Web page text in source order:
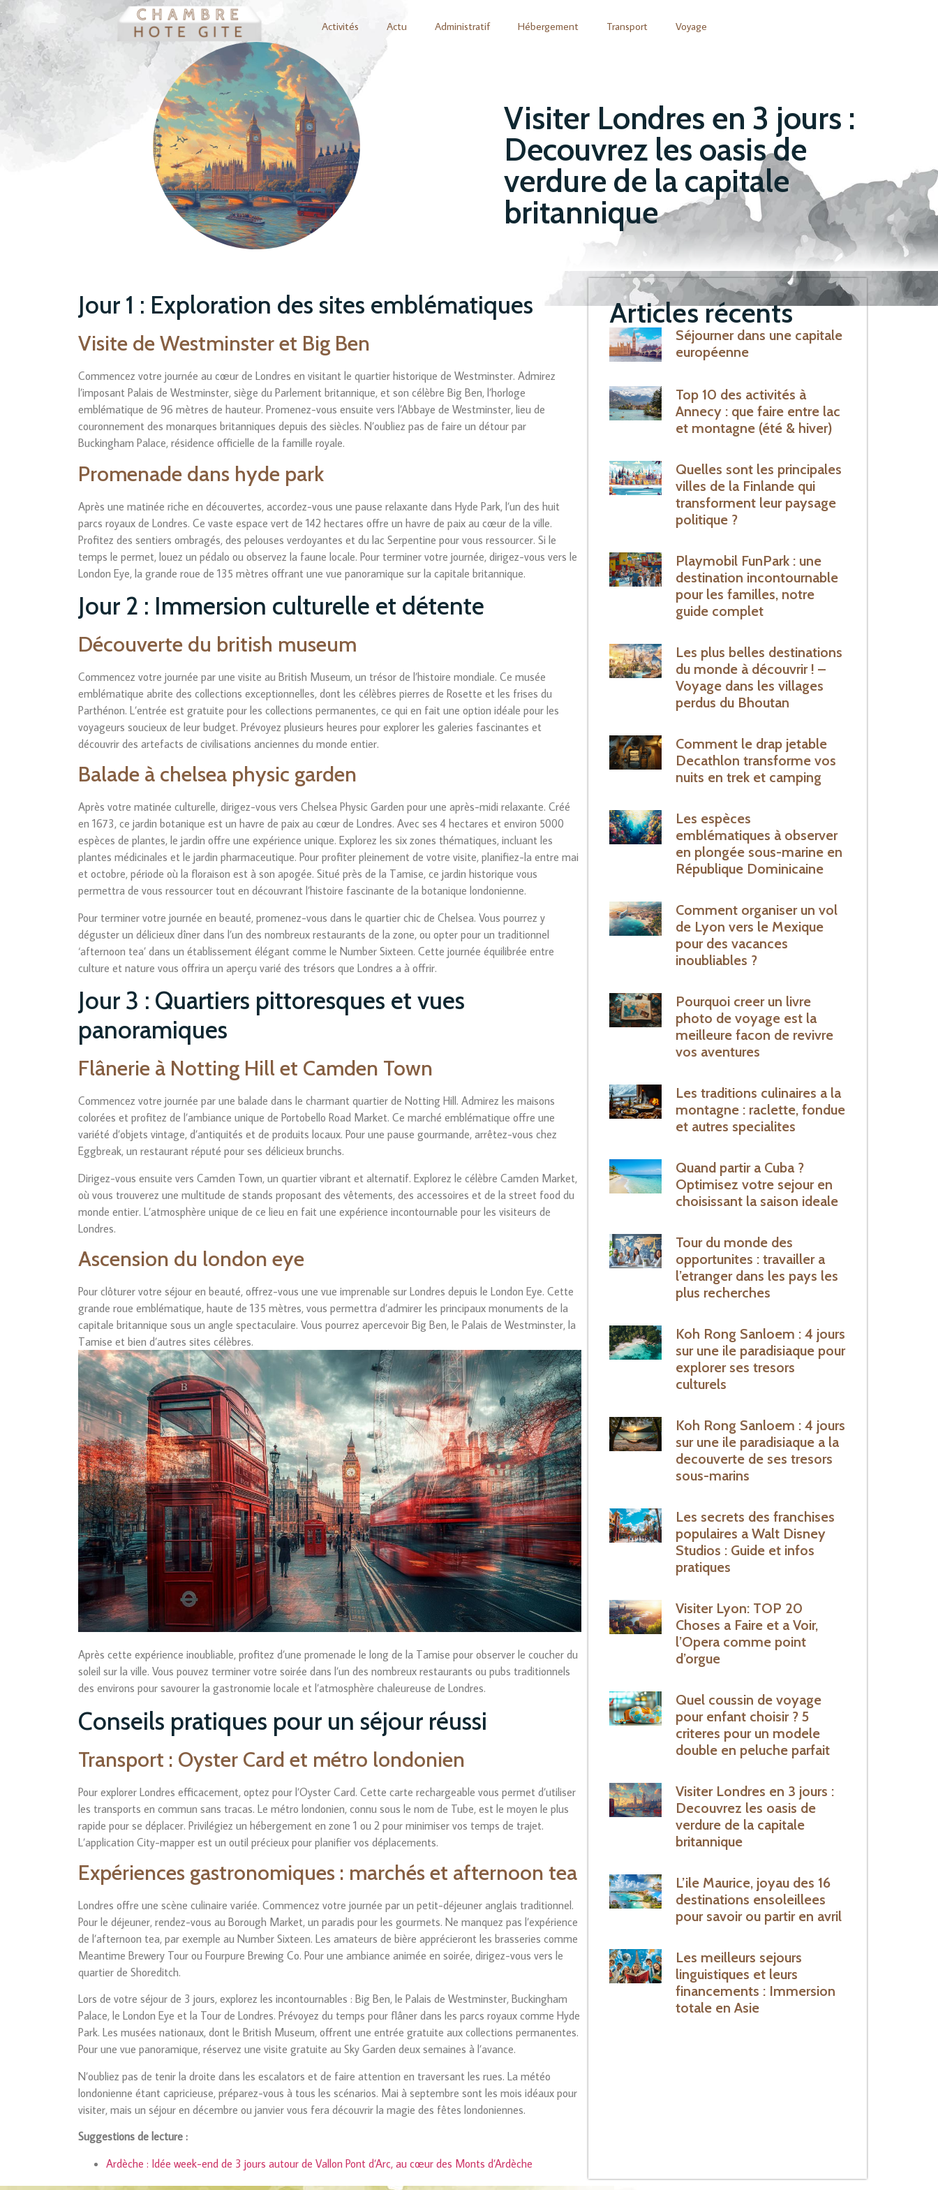
Activités Actu Administratif Hébergement Transport Voyage
Visiter Londres en 3 jours :
Decouvrez les oasis de
verdure de la capitale
britannique
Jour 1 : Exploration des sites emblématiques
Visite de Westminster et Big Ben
Commencez votre journée au cœur de Londres en visitant le quartier historique de Westminster. Admirez
l’imposant Palais de Westminster, siège du Parlement britannique, et son célèbre Big Ben, l’horloge
emblématique de 96 mètres de hauteur. Promenez-vous ensuite vers l’Abbaye de Westminster, lieu de
couronnement des monarques britanniques depuis des siècles. N’oubliez pas de faire un détour par
Buckingham Palace, résidence officielle de la famille royale.
Promenade dans hyde park
Après une matinée riche en découvertes, accordez-vous une pause relaxante dans Hyde Park, l’un des huit
parcs royaux de Londres. Ce vaste espace vert de 142 hectares offre un havre de paix au cœur de la ville.
Profitez des sentiers ombragés, des pelouses verdoyantes et du lac Serpentine pour vous ressourcer. Si le
temps le permet, louez un pédalo ou observez la faune locale. Pour terminer votre journée, dirigez-vous vers le
London Eye, la grande roue de 135 mètres offrant une vue panoramique sur la capitale britannique.
Jour 2 : Immersion culturelle et détente
Découverte du british museum
Commencez votre journée par une visite au British Museum, un trésor de l’histoire mondiale. Ce musée
emblématique abrite des collections exceptionnelles, dont les célèbres pierres de Rosette et les frises du
Parthénon. L’entrée est gratuite pour les collections permanentes, ce qui en fait une option idéale pour les
voyageurs soucieux de leur budget. Prévoyez plusieurs heures pour explorer les galeries fascinantes et
découvrir des artefacts de civilisations anciennes du monde entier.
Balade à chelsea physic garden
Après votre matinée culturelle, dirigez-vous vers Chelsea Physic Garden pour une après-midi relaxante. Créé
en 1673, ce jardin botanique est un havre de paix au cœur de Londres. Avec ses 4 hectares et environ 5000
espèces de plantes, le jardin offre une expérience unique. Explorez les six zones thématiques, incluant les
plantes médicinales et le jardin pharmaceutique. Pour profiter pleinement de votre visite, planifiez-la entre mai
et octobre, période où la floraison est à son apogée. Situé près de la Tamise, ce jardin historique vous
permettra de vous ressourcer tout en découvrant l’histoire fascinante de la botanique londonienne.
Pour terminer votre journée en beauté, promenez-vous dans le quartier chic de Chelsea. Vous pourrez y
déguster un délicieux dîner dans l’un des nombreux restaurants de la zone, ou opter pour un traditionnel
‘afternoon tea’ dans un établissement élégant comme le Number Sixteen. Cette journée équilibrée entre
culture et nature vous offrira un aperçu varié des trésors que Londres a à offrir.
Jour 3 : Quartiers pittoresques et vues
panoramiques
Flânerie à Notting Hill et Camden Town
Commencez votre journée par une balade dans le charmant quartier de Notting Hill. Admirez les maisons
colorées et profitez de l’ambiance unique de Portobello Road Market. Ce marché emblématique offre une
variété d’objets vintage, d’antiquités et de produits locaux. Pour une pause gourmande, arrêtez-vous chez
Eggbreak, un restaurant réputé pour ses délicieux brunchs.
Dirigez-vous ensuite vers Camden Town, un quartier vibrant et alternatif. Explorez le célèbre Camden Market,
où vous trouverez une multitude de stands proposant des vêtements, des accessoires et de la street food du
monde entier. L’atmosphère unique de ce lieu en fait une expérience incontournable pour les visiteurs de
Londres.
Ascension du london eye
Pour clôturer votre séjour en beauté, offrez-vous une vue imprenable sur Londres depuis le London Eye. Cette
grande roue emblématique, haute de 135 mètres, vous permettra d’admirer les principaux monuments de la
capitale britannique sous un angle spectaculaire. Vous pourrez apercevoir Big Ben, le Palais de Westminster, la
Tamise et bien d’autres sites célèbres.
Après cette expérience inoubliable, profitez d’une promenade le long de la Tamise pour observer le coucher du
soleil sur la ville. Vous pouvez terminer votre soirée dans l’un des nombreux restaurants ou pubs traditionnels
des environs pour savourer la gastronomie locale et l’atmosphère chaleureuse de Londres.
Conseils pratiques pour un séjour réussi
Transport : Oyster Card et métro londonien
Pour explorer Londres efficacement, optez pour l’Oyster Card. Cette carte rechargeable vous permet d’utiliser
les transports en commun sans tracas. Le métro londonien, connu sous le nom de Tube, est le moyen le plus
rapide pour se déplacer. Privilégiez un hébergement en zone 1 ou 2 pour minimiser vos temps de trajet.
L’application City-mapper est un outil précieux pour planifier vos déplacements.
Expériences gastronomiques : marchés et afternoon tea
Londres offre une scène culinaire variée. Commencez votre journée par un petit-déjeuner anglais traditionnel.
Pour le déjeuner, rendez-vous au Borough Market, un paradis pour les gourmets. Ne manquez pas l’expérience
de l’afternoon tea, par exemple au Number Sixteen. Les amateurs de bière apprécieront les brasseries comme
Meantime Brewery Tour ou Fourpure Brewing Co. Pour une ambiance animée en soirée, dirigez-vous vers le
quartier de Shoreditch.
Lors de votre séjour de 3 jours, explorez les incontournables : Big Ben, le Palais de Westminster, Buckingham
Palace, le London Eye et la Tour de Londres. Prévoyez du temps pour flâner dans les parcs royaux comme Hyde
Park. Les musées nationaux, dont le British Museum, offrent une entrée gratuite aux collections permanentes.
Pour une vue panoramique, réservez une visite gratuite au Sky Garden deux semaines à l’avance.
N’oubliez pas de tenir la droite dans les escalators et de faire attention en traversant les rues. La météo
londonienne étant capricieuse, préparez-vous à tous les scénarios. Mai à septembre sont les mois idéaux pour
visiter, mais un séjour en décembre ou janvier vous fera découvrir la magie des fêtes londoniennes.
Suggestions de lecture :
Ardèche : Idée week-end de 3 jours autour de Vallon Pont d’Arc, au cœur des Monts d’Ardèche
Articles récents
Séjourner dans une capitale
européenne
Top 10 des activités à
Annecy : que faire entre lac
et montagne (été & hiver)
Quelles sont les principales
villes de la Finlande qui
transforment leur paysage
politique ?
Playmobil FunPark : une
destination incontournable
pour les familles, notre
guide complet
Les plus belles destinations
du monde à découvrir ! –
Voyage dans les villages
perdus du Bhoutan
Comment le drap jetable
Decathlon transforme vos
nuits en trek et camping
Les espèces
emblématiques à observer
en plongée sous-marine en
République Dominicaine
Comment organiser un vol
de Lyon vers le Mexique
pour des vacances
inoubliables ?
Pourquoi creer un livre
photo de voyage est la
meilleure facon de revivre
vos aventures
Les traditions culinaires a la
montagne : raclette, fondue
et autres specialites
Quand partir a Cuba ?
Optimisez votre sejour en
choisissant la saison ideale
Tour du monde des
opportunites : travailler a
l’etranger dans les pays les
plus recherches
Koh Rong Sanloem : 4 jours
sur une ile paradisiaque pour
explorer ses tresors
culturels
Koh Rong Sanloem : 4 jours
sur une ile paradisiaque a la
decouverte de ses tresors
sous-marins
Les secrets des franchises
populaires a Walt Disney
Studios : Guide et infos
pratiques
Visiter Lyon: TOP 20
Choses a Faire et a Voir,
l’Opera comme point
d’orgue
Quel coussin de voyage
pour enfant choisir ? 5
criteres pour un modele
double en peluche parfait
Visiter Londres en 3 jours :
Decouvrez les oasis de
verdure de la capitale
britannique
L’ile Maurice, joyau des 16
destinations ensoleillees
pour savoir ou partir en avril
Les meilleurs sejours
linguistiques et leurs
financements : Immersion
totale en Asie